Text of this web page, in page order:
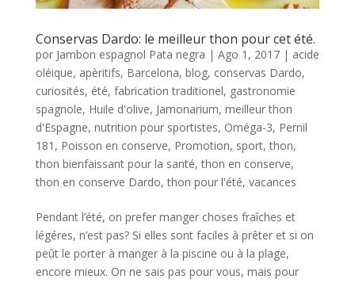
Conservas Dardo: le meilleur thon pour cet été.
por Jambon espagnol Pata negra | Ago 1, 2017| acide
oléique, apèritifs, Barcelona, blog, conservas Dardo,
curiosités, été, fabrication traditionel, gastronomie
spagnole, Huile d'olive, Jamonarium, meilleur thon
d'Espagne, nutrition pour sportistes, Oméga-3, Pernil
181 , Poisson en conserve, Promotion, sport,thon,
thon bienfaissant pour la santé,thon en conserve,
thon en conserve Dardo,thon pour l'été, vacances
Pendant l’été, on prefer manger choses fraîches et
légéres, n’est pas? Si elles sont faciles à prêter et si on
peût le porter à manger à la piscine ou à la plage,
encore mieux. On ne sais pas pour vous, mais pour